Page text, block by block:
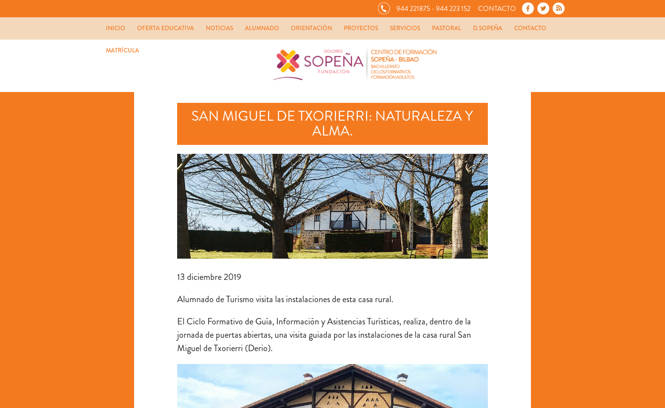
944 221875 - 944 223 152 CONTACTO
INICIO OFERTA EDUCATIVA NOTICIAS ALUMNADO ORIENTACIÓN PROYECTOS SERVICIOS PASTORAL D.SOPEÑA CONTACTO
MATRÍCULA
SAN MIGUEL DE TXORIERRI: NATURALEZA Y
ALMA.
13 diciembre 2019
Alumnado de Turismo visita las instalaciones de esta casa rural.
El Ciclo Formativo de Guía, Información y Asistencias Turísticas, realiza, dentro de la
jornada de puertas abiertas, una visita guiada por las instalaciones de la casa rural San
Miguel de Txorierri (Derio).